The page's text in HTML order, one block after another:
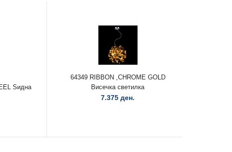
Ѕидна
64349 RIBBON ,CHROME GOLD
Висечка светилка
7.375 ден.